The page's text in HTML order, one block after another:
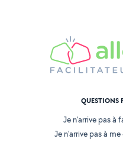
QUESTIONS
Je n'arrive pas à
Je n'arrive pas à